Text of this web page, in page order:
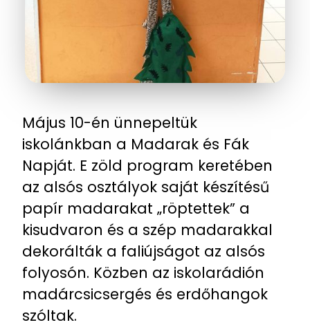
Május 10-én ünnepeltük
iskolánkban a Madarak és Fák
Napját. E zöld program keretében
az alsós osztályok saját készítésű
papír madarakat „röptettek” a
kisudvaron és a szép madarakkal
dekorálták a faliújságot az alsós
folyosón. Közben az iskolarádión
madárcsicsergés és erdőhangok
szóltak.